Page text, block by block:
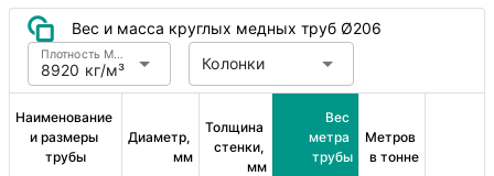
Вес и масса круглых медных труб Ø206
8920 кг/м³
Плотность Медь Колонки
Наименование
и размеры
трубы
Диаметр,
мм
Толщина
стенки,
мм
Вес
метра
трубы
Метров
в тонне